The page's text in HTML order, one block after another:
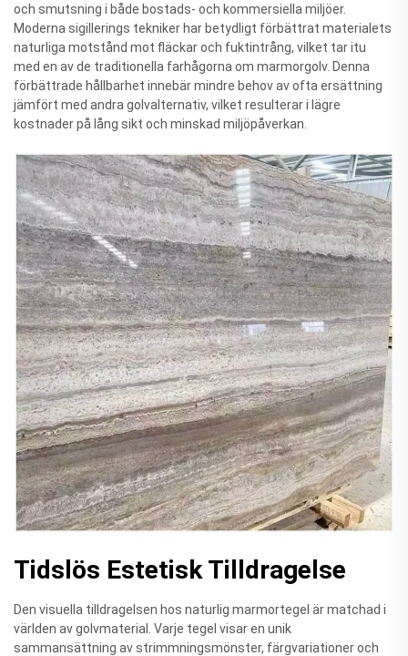
och smutsning i både bostads- och kommersiella miljöer.
Moderna sigillerings tekniker har betydligt förbättrat materialets
naturliga motstånd mot fläckar och fuktintrång, vilket tar itu
med en av de traditionella farhågorna om marmorgolv. Denna
förbättrade hållbarhet innebär mindre behov av ofta ersättning
jämfört med andra golvalternativ, vilket resulterar i lägre
kostnader på lång sikt och minskad miljöpåverkan.
Tidslös Estetisk Tilldragelse
Den visuella tilldragelsen hos naturlig marmortegel är matchad i
världen av golvmaterial. Varje tegel visar en unik
sammansättning av strimmningsmönster, färgvariationer och